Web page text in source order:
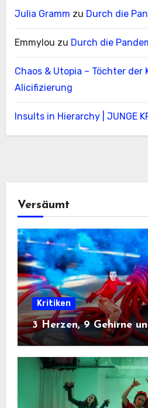
Julia Gramm zu Durch die
Emmylou zu Durch die
Chaos & Utopia – Töchter der
Alicifizierung
Insults in Hierarchy | JUNGE
Versäumt
Kritiken
3 Herzen, 9 Gehirne